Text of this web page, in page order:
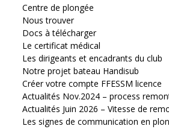
Centre de plongée
Nous trouver
Docs à télécharger
Le certificat médical
Les dirigeants et encadrants du club
Notre projet bateau Handisub
Créer votre compte FFESSM licence
Actualités Nov.2024 – process
Actualités Juin 2026 – Vitesse de
Les signes de communication en